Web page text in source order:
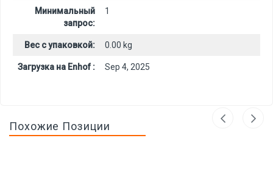
Минимальный
запрос:
1
Вес с упаковкой: 0.00 kg
Загрузка на Enhof : Sep 4, 2025
Похожие Позиции